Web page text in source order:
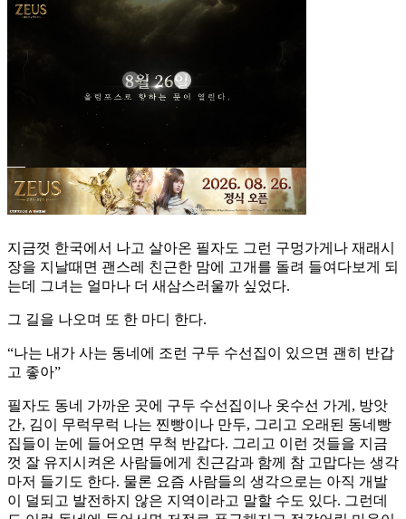
지금껏 한국에서 나고 살아온 필자도 그런 구멍가게나 재래시
장을 지날때면 괜스레 친근한 맘에 고개를 돌려 들여다보게 되
는데 그녀는 얼마나 더 새삼스러울까 싶었다.
그 길을 나오며 또 한 마디 한다.
“나는 내가 사는 동네에 조런 구두 수선집이 있으면 괜히 반갑
고 좋아”
필자도 동네 가까운 곳에 구두 수선집이나 옷수선 가게, 방앗
간, 김이 무럭무럭 나는 찐빵이나 만두, 그리고 오래된 동네빵
집들이 눈에 들어오면 무척 반갑다. 그리고 이런 것들을 지금
껏 잘 유지시켜온 사람들에게 친근감과 함께 참 고맙다는 생각
마저 들기도 한다. 물론 요즘 사람들의 생각으로는 아직 개발
이 덜되고 발전하지 않은 지역이라고 말할 수도 있다. 그런데